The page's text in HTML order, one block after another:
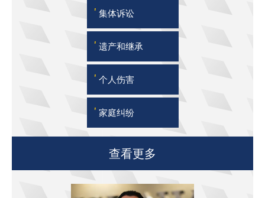
' 集体诉讼
' 遗产和继承
' 个人伤害
' 家庭纠纷
查看更多